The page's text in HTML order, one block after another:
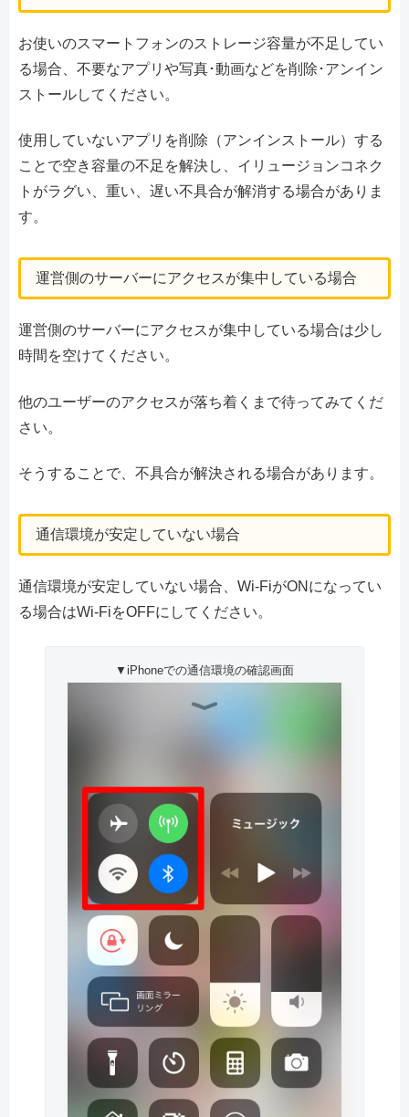
お使いのスマートフォンのストレージ容量が不足してい
る場合、不要なアプリや写真･動画などを削除･アンイン
ストールしてください。
使用していないアプリを削除（アンインストール）する
ことで空き容量の不足を解決し、イリュージョンコネク
トがラグい、重い、遅い不具合が解消する場合がありま
す。
運営側のサーバーにアクセスが集中している場合
運営側のサーバーにアクセスが集中している場合は少し
時間を空けてください。
他のユーザーのアクセスが落ち着くまで待ってみてくだ
さい。
そうすることで、不具合が解決される場合があります。
通信環境が安定していない場合
通信環境が安定していない場合、Wi-FiがONになってい
る場合はWi-FiをOFFにしてください。
▼iPhoneでの通信環境の確認画面